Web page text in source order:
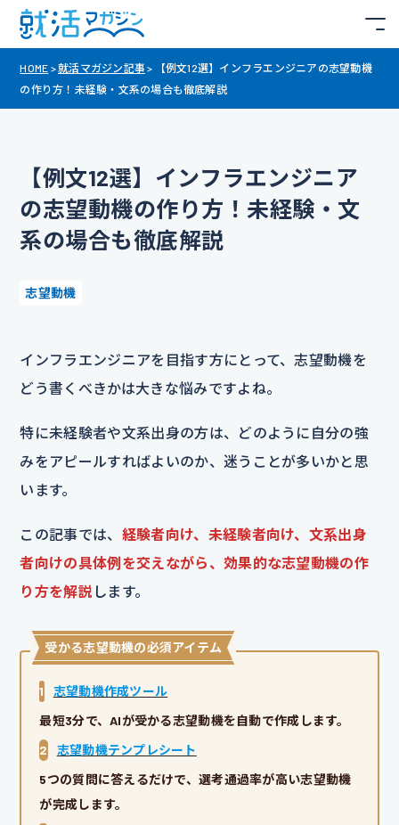
HOME >就活マガジン記事 >
【例文12選】インフラエンジニアの志望動機
の作り方！未経験・文系の場合も徹底解説
【例文12選】インフラエンジニア
の志望動機の作り方！未経験・文
系の場合も徹底解説
志望動機
インフラエンジニアを目指す方にとって、志望動機を
どう書くべきかは大きな悩みですよね。
特に未経験者や文系出身の方は、どのように自分の強
みをアピールすればよいのか、迷うことが多いかと思
います。
この記事では、 経験者向け、未経験者向け、文系出身
者向けの具体例を交えながら、効果的な志望動機の作
り方を解説 します。
受かる志望動機の必須アイテム
1
志望動機作成ツール
最短3分で、AIが受かる志望動機を自動で作成します。
2
志望動機テンプレシート
5つの質問に答えるだけで、選考通過率が高い志望動機
が完成します。